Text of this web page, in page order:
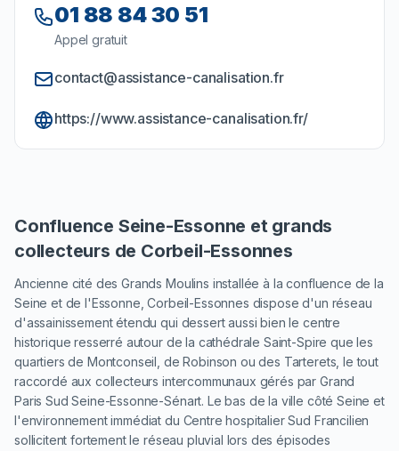
01 88 84 30 51
Appel gratuit
contact@assistance-canalisation.fr
https://www.assistance-canalisation.fr/
Confluence Seine-Essonne et grands
collecteurs de Corbeil-Essonnes
Ancienne cité des Grands Moulins installée à la confluence de la
Seine et de l'Essonne, Corbeil-Essonnes dispose d'un réseau
d'assainissement étendu qui dessert aussi bien le centre
historique resserré autour de la cathédrale Saint-Spire que les
quartiers de Montconseil, de Robinson ou des Tarterets, le tout
raccordé aux collecteurs intercommunaux gérés par Grand
Paris Sud Seine-Essonne-Sénart. Le bas de la ville côté Seine et
l'environnement immédiat du Centre hospitalier Sud Francilien
sollicitent fortement le réseau pluvial lors des épisodes